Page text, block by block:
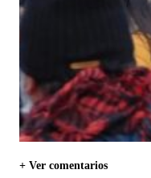
+ Ver comentarios